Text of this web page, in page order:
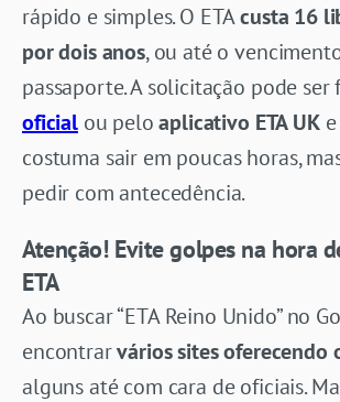
rápido e simples. O ETAcusta 16
por dois anos, ou até o
passaporte. A solicitação pode
oficialou peloaplicativo ETA UKe
costuma sair em poucas horas,
pedir com antecedência.
Atenção! Evite golpes na hora
ETA
Ao buscar “ETA Reino Unido” no
encontrarvários sites oferecendo
alguns até com cara de oficiais.